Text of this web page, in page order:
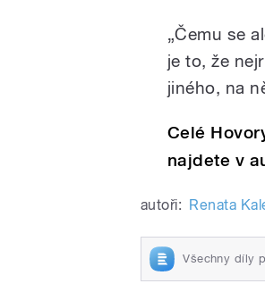
„Čemu se
je to, že
jiného, na
Celé
najdete v
autoři: Renata
Všechny díly